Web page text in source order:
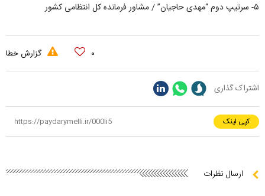
۵- سرتیپ دوم “مهدی حاجیان” / مشاور فرمانده کل انتظامی کشور
۰ گزارش خطا
اشتراک گذاری
کپی لینک
ارسال نظرات